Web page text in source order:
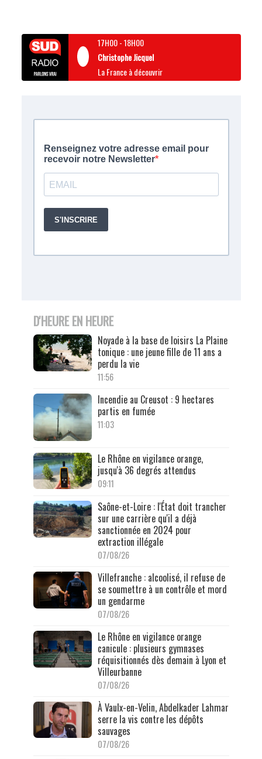
17H00-18H00
Christophe Jicquel
La France à découvrir
D'HEURE EN HEURE
Noyade à la base de loisirs La Plaine
tonique : une jeune fille de 11 ans a
perdu la vie
11:56
Incendie au Creusot : 9 hectares
partis en fumée
11:03
Le Rhône en vigilance orange,
jusqu'à 36 degrés attendus
09:11
Saône-et-Loire : l'État doit trancher
sur une carrière qu'il a déjà
sanctionnée en 2024 pour
extraction illégale
07/08/26
Villefranche : alcoolisé, il refuse de
se soumettre à un contrôle et mord
un gendarme
07/08/26
Le Rhône en vigilance orange
canicule : plusieurs gymnases
réquisitionnés dès demain à Lyon et
Villeurbanne
07/08/26
À Vaulx-en-Velin, Abdelkader Lahmar
serre la vis contre les dépôts
sauvages
07/08/26